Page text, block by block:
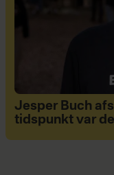
Jesper Buch
tidspunkt var